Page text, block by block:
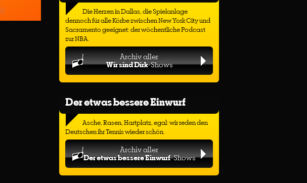
Die Herzen in Dallas, die Spielanlage
dennoch für alle Körbe zwischen New York City und
Sacramento geeignet: der wöchentliche Podcast
zur NBA.
Archiv aller
Wir sind Dirk-Shows
Der etwas bessere Einwurf
Asche, Rasen, Hartplatz, egal: wir reden den
Deutschen ihr Tennis wieder schön.
Archiv aller
Der etwas bessere Einwurf-Shows